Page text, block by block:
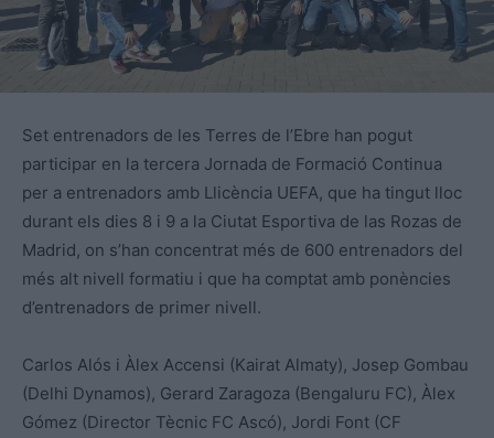
Set entrenadors de les Terres de l’Ebre han pogut
participar en la tercera Jornada de Formació Continua
per a entrenadors amb Llicència UEFA, que ha tingut lloc
durant els dies 8 i 9 a la Ciutat Esportiva de las Rozas de
Madrid, on s’han concentrat més de 600 entrenadors del
més alt nivell formatiu i que ha comptat amb ponències
d’entrenadors de primer nivell.
Carlos Alós i Àlex Accensi (Kairat Almaty), Josep Gombau
(Delhi Dynamos), Gerard Zaragoza (Bengaluru FC), Àlex
Gómez (Director Tècnic FC Ascó), Jordi Font (CF